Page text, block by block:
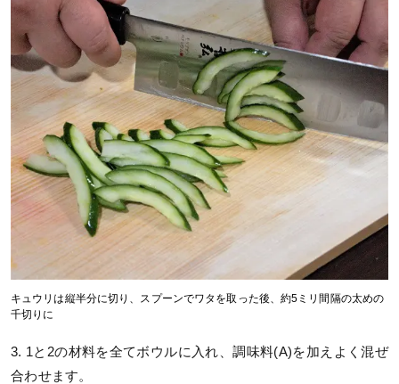
キュウリは縦半分に切り、スプーンでワタを取った後、約5ミリ間隔の太めの
千切りに
3. 1と2の材料を全てボウルに入れ、調味料(A)を加えよく混ぜ
合わせます。